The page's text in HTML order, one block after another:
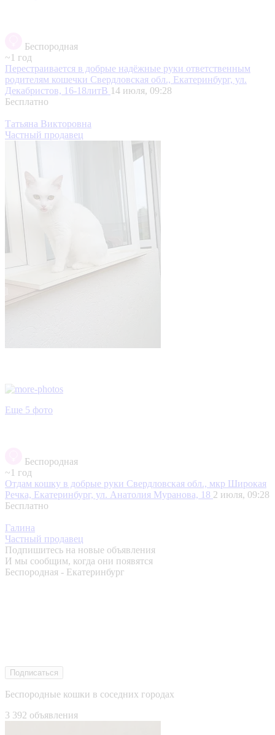
Беспородная
~1 год
Перестраивается в добрые надёжные руки ответственным
родителям кошечки Свердловская обл., Екатеринбург, ул.
Декабристов, 16-18литВ 14 июля, 09:28
Бесплатно
Татьяна Викторовна
Частный продавец
Еще 5 фото
Беспородная
~1 год
Отдам кошку в добрые руки Свердловская обл., мкр Широкая
Речка, Екатеринбург, ул. Анатолия Муранова, 18 2 июля, 09:28
Бесплатно
Галина
Частный продавец
Подпишитесь на новые объявления
И мы сообщим, когда они появятся
Беспородная - Екатеринбург
Подписаться
Беспородные кошки в соседних городах
3 392 объявления